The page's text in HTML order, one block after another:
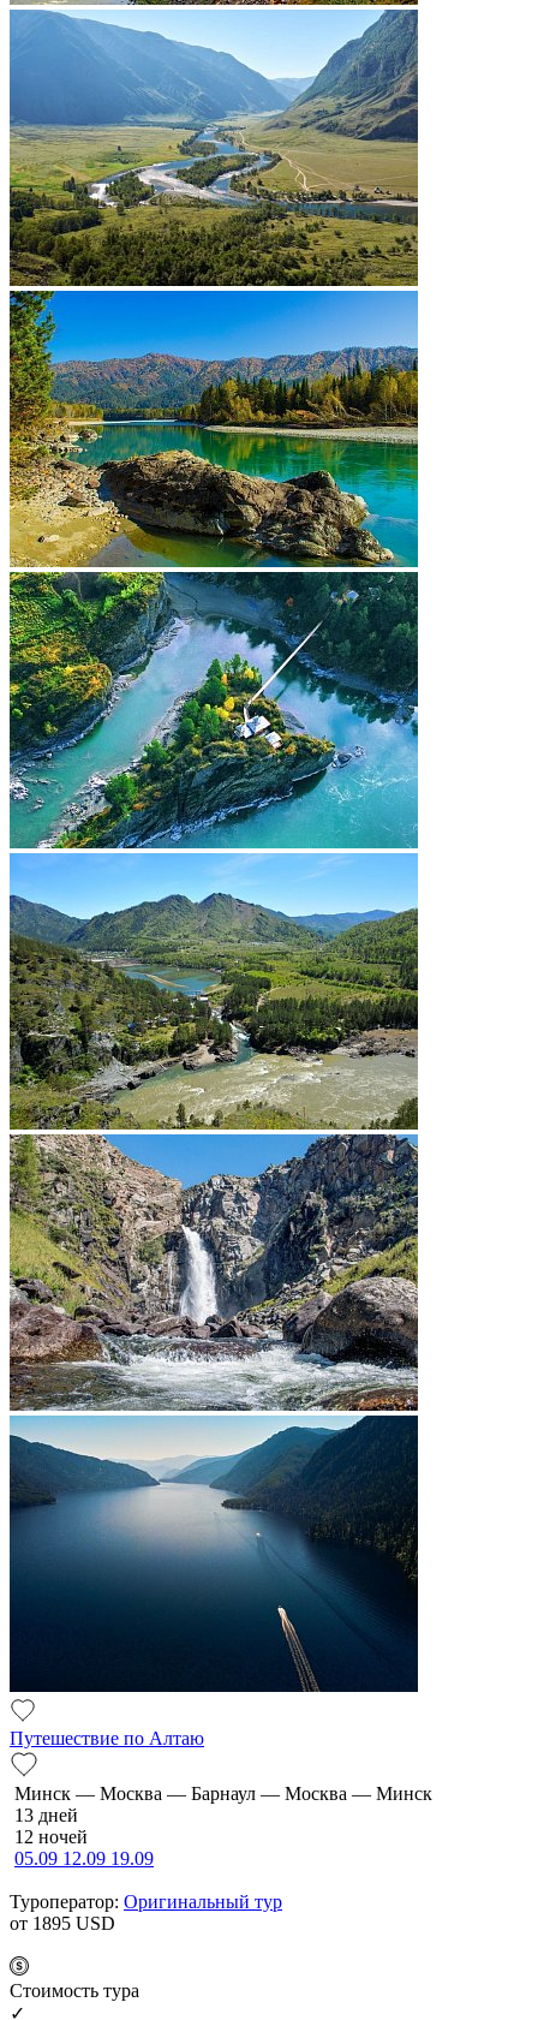
Путешествие по Алтаю
Минск — Москва — Барнаул — Москва — Минск
13 дней
12 ночей
05.09 12.09 19.09
Туроператор: Оригинальный тур
от 1895 USD
Cтоимость тура
✓